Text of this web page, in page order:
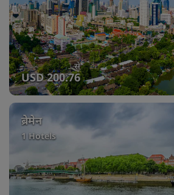
से
USD 200.76
ब्रेमेन
1 Hotels